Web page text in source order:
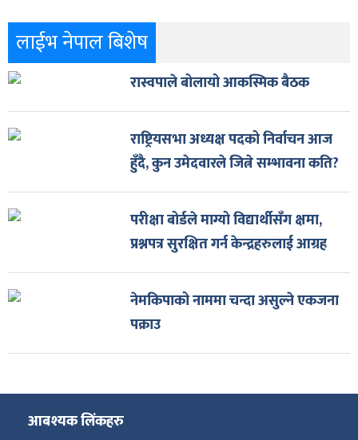
लाईभ नेपाल बिशेष
रास्वपाले बोलायो आकस्मिक बैठक
राष्ट्रियसभा अध्यक्ष पदको निर्वाचन आज
हुँदै, कुन उमेदवारले जित्ने सम्भावना कति?
परीक्षा बोर्डले माग्यो विद्यार्थीसँग क्षमा,
प्रश्नपत्र सुरक्षित गर्न केन्द्रहरुलाई आग्रह
नेमकिपाको नाममा चन्दा असुल्ने एकजना
पक्राउ
आबश्यक लिंकहरु